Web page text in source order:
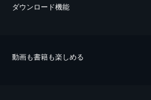
ダウンロード機能
動画も書籍も楽しめる